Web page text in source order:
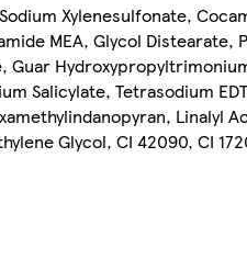
Xylenesulfonate,
MEA, Glycol Distearate,
Salicylate, Tetrasodium
Linalyl
Glycol, CI 42090, CI